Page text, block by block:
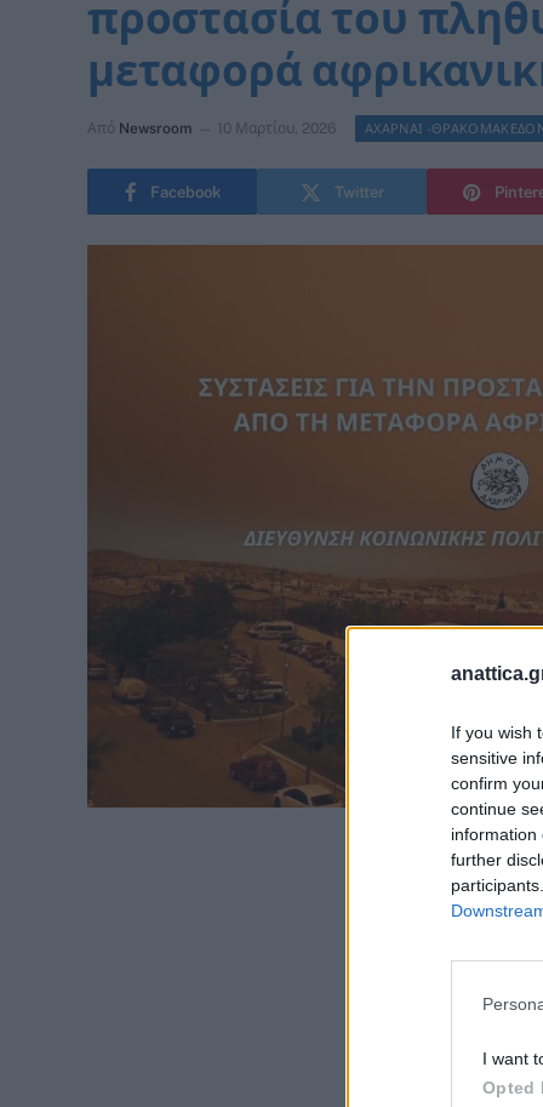
If you wish
sensitive
confirm
continue
information
further
I want
Opted
προστασία του
μεταφορά
Από Newsroom 10 Μαρτίου, 2026 ΑΧΑΡΝΑΙ -
Facebook Twitter